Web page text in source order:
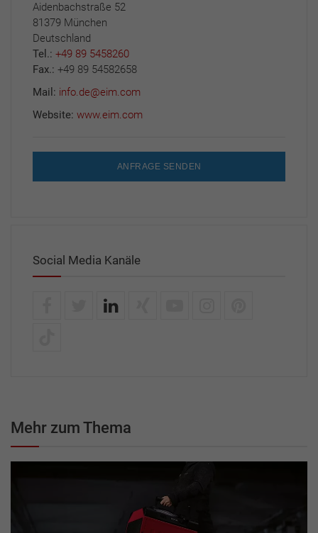
Aidenbachstraße 52
81379 München
Deutschland
Tel.: +49 89 5458260
Fax.: +49 89 54582658
Mail: info.de@eim.com
Website: www.eim.com
ANFRAGE SENDEN
Social Media Kanäle
Mehr zum Thema